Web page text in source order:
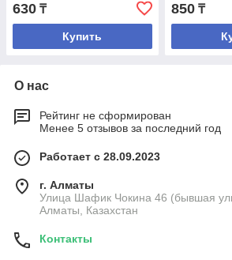
630 ₸
Купить
850₸
О нас
Рейтинг не сформирован
Менее 5 отзывов за последний год
Работает с 28.09.2023
г. Алматы
Улица Шафик Чокина 46 (бывшая
Алматы, Казахстан
Контакты